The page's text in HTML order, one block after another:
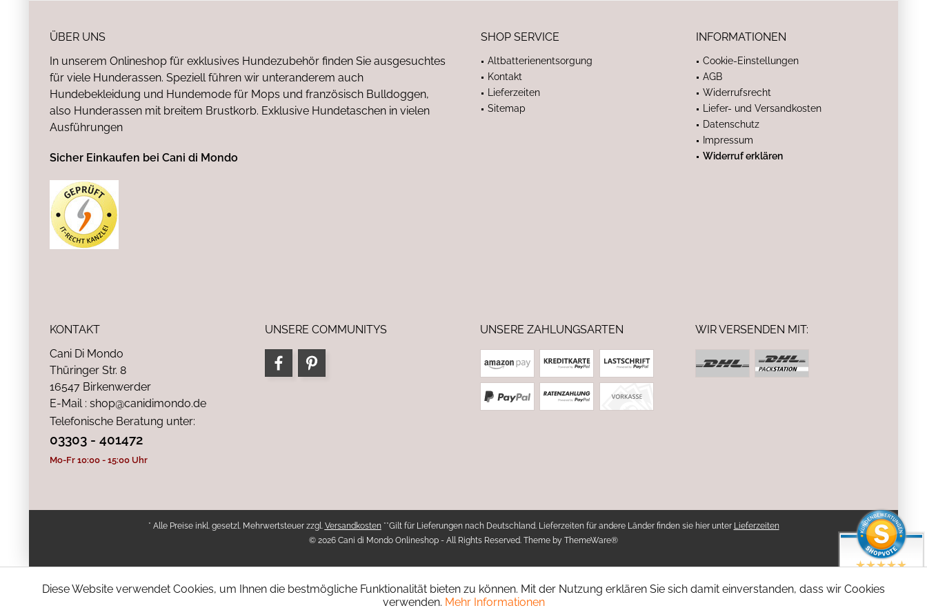
ÜBER UNS
In unserem Onlineshop für exklusives Hundezubehör finden Sie ausgesuchtes
für viele Hunderassen. Speziell führen wir unteranderem auch
Hundebekleidung und Hundemode für Mops und französisch Bulldoggen,
also Hunderassen mit breitem Brustkorb. Exklusive Hundetaschen in vielen
Ausführungen
Sicher Einkaufen bei Cani di Mondo
SHOP SERVICE
Altbatterienentsorgung
Kontakt
Lieferzeiten
Sitemap
INFORMATIONEN
Cookie-Einstellungen
AGB
Widerrufsrecht
Liefer- und Versandkosten
Datenschutz
Impressum
Widerruf erklären
KONTAKT
Cani Di Mondo
Thüringer Str. 8
16547 Birkenwerder
E-Mail : shop@canidimondo.de
Telefonische Beratung unter:
03303 - 401472
Mo-Fr 10:00 - 15:00 Uhr
UNSERE COMMUNITYS UNSERE ZAHLUNGSARTEN WIR VERSENDEN MIT:
* Alle Preise inkl. gesetzl. Mehrwertsteuer zzgl. Versandkosten**Gilt für Lieferungen nach Deutschland. Lieferzeiten für andere Länder finden sie hier unter Lieferzeiten
© 2026 Cani di Mondo Onlineshop - All Rights Reserved. Theme by ThemeWare®
Diese Website verwendet Cookies, um Ihnen die bestmögliche Funktionalität bieten zu können. Mit der Nutzung erklären Sie sich damit einverstanden, dass wir Cookies
verwenden. Mehr Informationen
4.94 / 5